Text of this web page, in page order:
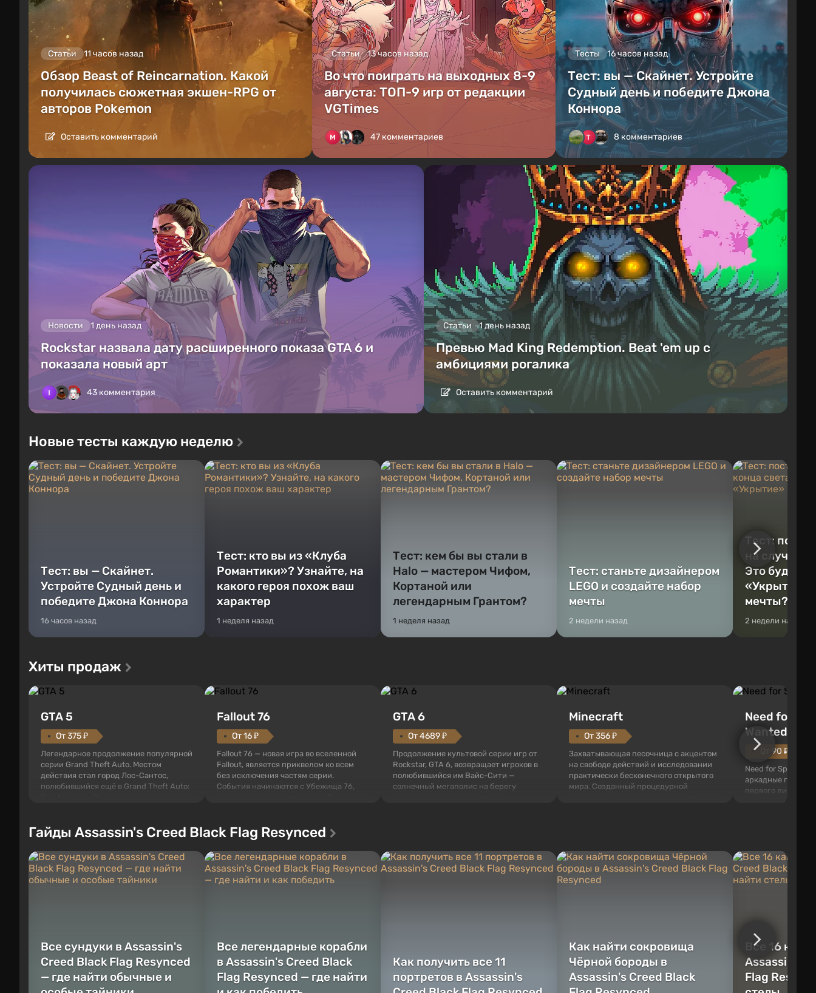
Статьи 11 часов назад
Обзор Beast of Reincarnation. Какой
получилась сюжетная экшен-RPG от
авторов Pokemon
Оставить комментарий
Статьи 13 часов назад
Во что поиграть на выходных 8-9
августа: ТОП-9 игр от редакции
VGTimes
47 комментариев
Тесты 16 часов назад
Тест: вы — Скайнет. Устройте
Судный день и победите Джона
Коннора
8 комментариев
Новости 1 день назад
Rockstar назвала дату расширенного показа GTA 6 и
показала новый арт
43 комментария
Статьи 1 день назад
Превью Mad King Redemption. Beat 'em up с
амбициями рогалика
Оставить комментарий
Новые тесты каждую неделю
Тест: вы — Скайнет.
Устройте Судный день и
победите Джона Коннора
16 часов назад
Тест: кто вы из «Клуба
Романтики»? Узнайте, на
какого героя похож ваш
характер
1 неделя назад
Тест: кем бы вы стали в
Halo — мастером Чифом,
Кортаной или
легендарным Грантом?
1 неделя назад
Тест: станьте дизайнером
LEGO и создайте набор
мечты
2 недели назад
Тест:
на случай
Это будет
«Укрытие»
мечты?
2 недели назад
Хиты продаж
GTA 5
От 375 ₽
Легендарное продолжение популярной
серии Grand Theft Auto. Местом
действия стал город Лос-Сантос,
полюбившийся ещё в Grand Theft Auto:
которыми вы сможете переключаться в
любое время. Жанр и...
Fallout 76
От 16 ₽
Fallout 76 — новая игра во вселенной
Fallout, является приквелом ко всем
без исключения частям серии.
События начинаются с Убежища 76,
как на Америку упадут ядерные бомбы.
Место действия Fallout...
GTA 6
От 4689 ₽
Продолжение культовой серии игр от
Rockstar, GTA 6, возвращает игроков в
полюбившийся им Вайс-Сити —
солнечный мегаполис на берегу
неприятности. И...
Minecraft
От 356 ₽
Захватывающая песочница с акцентом
на свободе действий и исследовании
практически бесконечного открытого
мира. Созданный процедурной
Игроку дана по...
Need for
Wanted
От 90 ₽
Need for Speed:
аркадные гонки с
первого лица. В
нарушите
Гайды Assassin's Creed Black Flag Resynced
Все сундуки в Assassin's
Creed Black Flag Resynced
— где найти обычные и
Все легендарные корабли
в Assassin's Creed Black
Flag Resynced — где найти
Как получить все 11
портретов в Assassin's
Как найти сокровища
Чёрной бороды в
Assassin's Creed Black
Все 16
Assassin's
Flag